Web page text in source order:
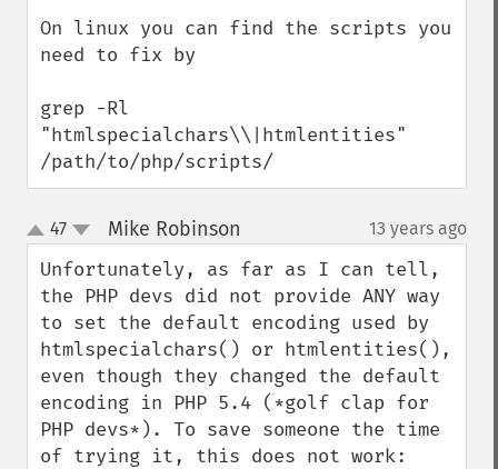
On linux you can find the scripts you
need to fix by
grep -Rl
"htmlspecialchars\\|htmlentities"
/path/to/php/scripts/
up
down
47 Mike Robinson 13 years ago
Unfortunately, as far as I can tell,
the PHP devs did not provide ANY way
to set the default encoding used by
htmlspecialchars() or htmlentities(),
even though they changed the default
encoding in PHP 5.4 (*golf clap for
PHP devs*). To save someone the time
of trying it, this does not work: